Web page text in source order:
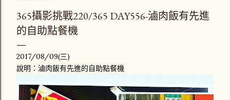
365攝影挑戰220/365 DAY556-滷肉飯有先進
的自助點餐機
2017/08/09(三)
說明：滷肉飯有先進的自助點餐機